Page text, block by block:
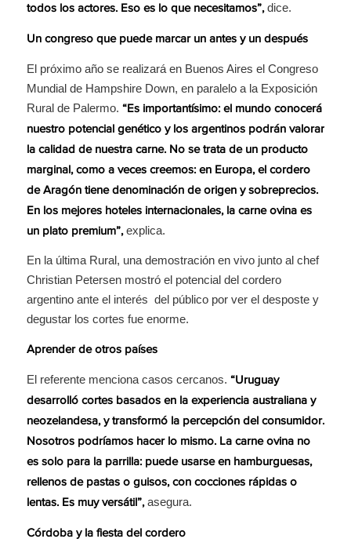
todos los actores. Eso es lo que necesitamos”,dice.
Un congreso que puede marcar un antes y un después
El próximo año se realizará en Buenos Aires el Congreso
Mundial de Hampshire Down, en paralelo a la Exposición
Rural de Palermo. “Es importantísimo: el mundo conocerá
nuestro potencial genético y los argentinos podrán valorar
la calidad de nuestra carne. No se trata de un producto
marginal, como a veces creemos: en Europa, el cordero
de Aragón tiene denominación de origen y sobreprecios.
En los mejores hoteles internacionales, la carne ovina es
un plato premium”,explica.
En la última Rural, una demostración en vivo junto al chef
Christian Petersen mostró el potencial del cordero
argentino ante el interés del público por ver el desposte y
degustar los cortes fue enorme.
Aprender de otros países
El referente menciona casos cercanos. “Uruguay
desarrolló cortes basados en la experiencia australiana y
neozelandesa, y transformó la percepción del consumidor.
Nosotros podríamos hacer lo mismo. La carne ovina no
es solo para la parrilla: puede usarse en hamburguesas,
rellenos de pastas o guisos, con cocciones rápidas o
lentas. Es muy versátil”,asegura.
Córdoba y la fiesta del cordero